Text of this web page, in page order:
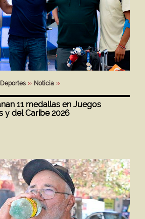
Deportes Noticia
11 medallas en Juegos
y del Caribe 2026